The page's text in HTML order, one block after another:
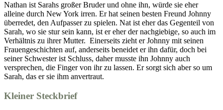
Nathan ist Sarahs großer Bruder und ohne ihn, würde sie eher
alleine durch New York irren. Er hat seinen besten Freund Johnny
überredet, den Aufpasser zu spielen. Nat ist eher das Gegenteil von
Sarah, wo sie stur sein kann, ist er eher der nachgiebige, so auch im
Verhältnis zu ihrer Mutter. Einerseits zieht er Johnny mit seinen
Frauengeschichten auf, anderseits beneidet er ihn dafür, doch bei
seiner Schwester ist Schluss, daher musste ihn Johnny auch
versprechen, die Finger von ihr zu lassen. Er sorgt sich aber so um
Sarah, das er sie ihm anvertraut.
Kleiner Steckbrief